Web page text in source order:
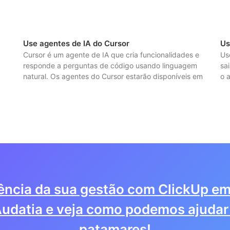
Use agentes de IA do Cursor
Cursor é um agente de IA que cria funcionalidades e
responde a perguntas de código usando linguagem
natural. Os agentes do Cursor estarão disponíveis em
o
da sua gestão com ClickUp
e veja como podemos